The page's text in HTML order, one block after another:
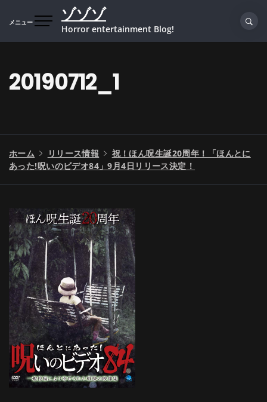
プ
メニュー ゾゾゾ
Horror entertainment Blog!
20190712_1
ホーム リリース情報
祝！ほん呪生誕20周年！「ほんとに
あった!呪いのビデオ84」9月4日リリース決定！